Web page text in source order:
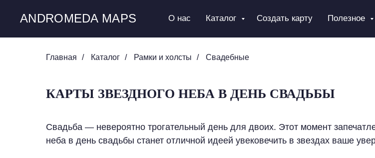
ANDROMEDA MAPS О нас Каталог Создать карту Полезное
Главная / Каталог / Рамки и холсты / Свадебные
КАРТЫ ЗВЕЗДНОГО НЕБА В ДЕНЬ СВАДЬБЫ
Свадьба — невероятно трогательный день для двоих. Этот момент
неба в день свадьбы станет отличной идеей увековечить в звездах ваше